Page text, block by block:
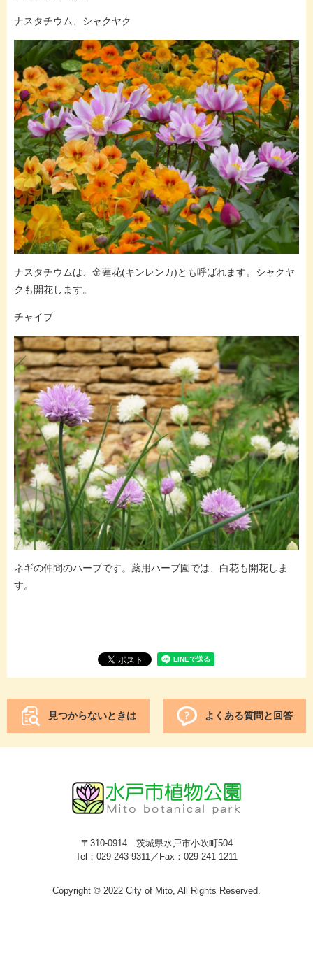
ナスタチウム、シャクヤク
ナスタチウムは、金蓮花(キンレンカ)とも呼ばれます。シャクヤ
クも開花します。
チャイブ
ネギの仲間のハーブです。薬用ハーブ園では、白花も開花しま
す。
見つからないときは よくある質問と回答
〒310-0914 茨城県水戸市小吹町504
Tel：029-243-9311／Fax：029-241-1211
Copyright © 2022 City of Mito, All Rights Reserved.